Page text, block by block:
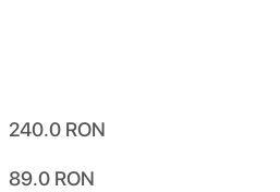
240.0 RON
89.0 RON